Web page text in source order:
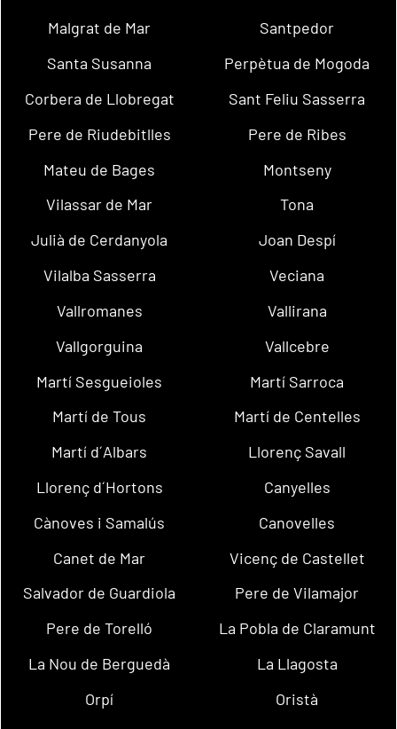
Malgrat de Mar
Santpedor
Santa Susanna
Perpètua de Mogoda
Corbera de Llobregat
Sant Feliu Sasserra
Pere de Riudebitlles
Pere de Ribes
Mateu de Bages
Montseny
Vilassar de Mar
Tona
Julià de Cerdanyola
Joan Despí
Vilalba Sasserra
Veciana
Vallromanes
Vallirana
Vallgorguina
Vallcebre
Martí Sesgueioles
Martí Sarroca
Martí de Tous
Martí de Centelles
Martí d´Albars
Llorenç Savall
Llorenç d´Hortons
Canyelles
Cànoves i Samalús
Canovelles
Canet de Mar
Vicenç de Castellet
Salvador de Guardiola
Pere de Vilamajor
Pere de Torelló
La Pobla de Claramunt
La Nou de Berguedà
La Llagosta
Orpí
Oristà